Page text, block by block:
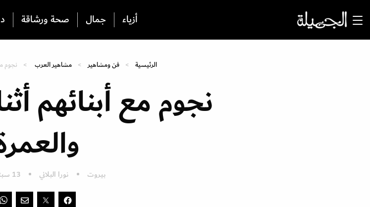
أزياء جمال صحة ورشاقة
الرئيسية فن ومشاهير مشاهير العرب نجوم
نجوم مع أبنائهم
بيروت نورا البلاني 13 سبتمبر 2017